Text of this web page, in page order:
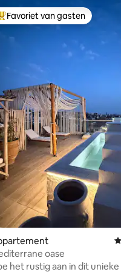
van 4,98 uit 5, 55
van gasten
Favoriet van gasten
oase
het rustig aan in dit unieke